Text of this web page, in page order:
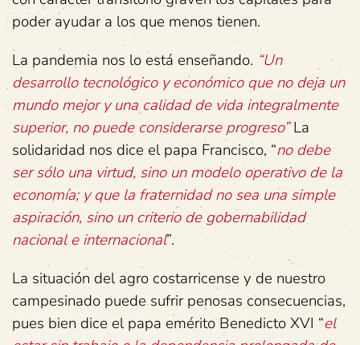
poder ayudar a los que menos tienen.
La pandemia nos lo está enseñando. “Un
desarrollo tecnológico y económico que no deja un
mundo mejor y una calidad de vida integralmente
superior, no puede considerarse progreso”La
solidaridad nos dice el papa Francisco, “no debe
ser sólo una virtud, sino un modelo operativo de la
economía; y que la fraternidad no sea una simple
aspiración, sino un criterio de gobernabilidad
nacional e internacional”.
La situación del agro costarricense y de nuestro
campesinado puede sufrir penosas consecuencias,
pues bien dice el papa emérito Benedicto XVI “el